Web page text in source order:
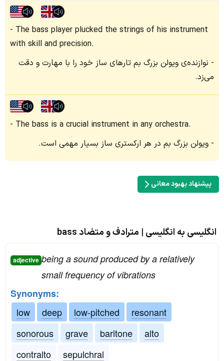
The bass player plucked the strings of his instrument
with skill and precision.
نوازنده‌ی ویولن بزرگ بم تارهای ساز خود را با مهارت و دقت
می‌زد.
The bass is a crucial instrument in any orchestra.
ویولن بزرگ بم در هر ارکستری ساز بسیار مهمی است.
پیشنهاد بهبود معانی
انگلیسی به انگلیسی | مترادف و متضاد bass
adjective being a sound produced by a relatively
small frequency of vibrations
Synonyms:
low
deep low-pitched
resonant
sonorous
grave baritone
alto
contralto
sepulchral